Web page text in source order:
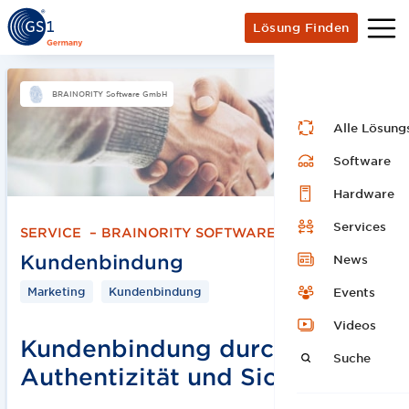
Lösung Finden
Alle
Software
Hardware
Services
News
Events
Videos
Suche
BRAINORITY Software GmbH
SERVICE – BRAINORITY SOFTWARE GMBH
Kundenbindung
Marketing Kundenbindung
Kundenbindung durch
Authentizität und Sicherheit